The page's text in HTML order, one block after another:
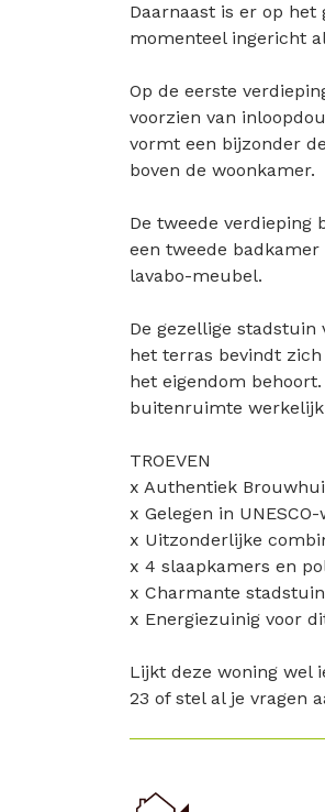
Daarnaast is er op
momenteel ingericht
Op de eerste
voorzien van
vormt een bijzonder
boven de woonkamer.
De tweede verdieping
een tweede
lavabo-meubel.
De gezellige
het terras bevindt
het eigendom
buitenruimte
TROEVEN
x Authentiek
x Gelegen in
x Uitzonderlijke
x 4 slaapkamers en
x Charmante
x Energiezuinig voor
Lijkt deze woning wel
23 of stel al je vragen